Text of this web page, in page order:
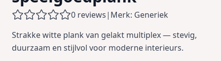
0 reviews| Merk: Generiek
Strakke witte plank van gelakt multiplex — stevig,
duurzaam en stijlvol voor moderne interieurs.